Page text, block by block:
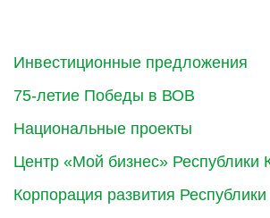
Инвестиционные предложения
75-летие Победы в ВОВ
Национальные проекты
Центр «Мой бизнес» Республики
Корпорация развития